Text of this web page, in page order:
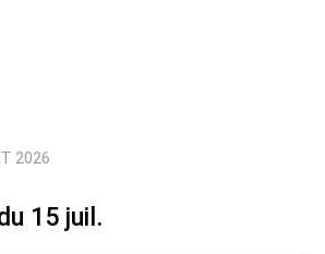
2026
15 juil.